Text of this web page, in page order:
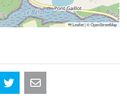
Leaflet|©OpenStreetMap